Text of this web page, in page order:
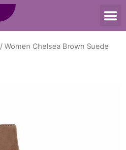
/ Women Chelsea Brown Suede